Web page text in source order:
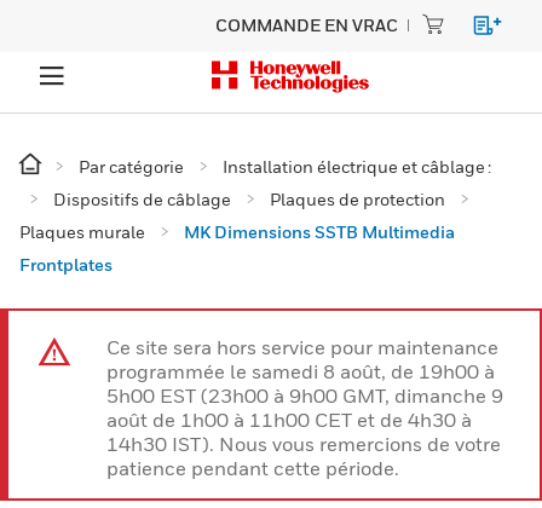
COMMANDE EN VRAC
Par catégorie
Installation électrique et câblage :
Dispositifs de câblage
Plaques de protection
Plaques murale
MK Dimensions SSTB Multimedia
Frontplates
Ce site sera hors service pour maintenance
programmée le samedi 8 août, de 19h00 à
5h00 EST (23h00 à 9h00 GMT, dimanche 9
août de 1h00 à 11h00 CET et de 4h30 à
14h30 IST). Nous vous remercions de votre
patience pendant cette période.